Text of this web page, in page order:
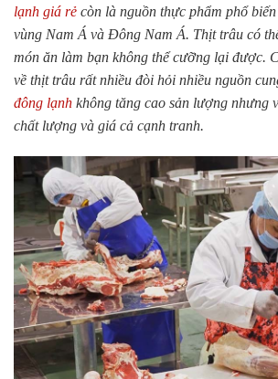
lạnh giá rẻ còn là nguồn thực phẩm phổ
vùng Nam Á và Đông Nam Á. Thịt trâu có
món ăn làm bạn không thể cưỡng lại được.
về thịt trâu rất nhiều đòi hỏi nhiều nguồn
đông lạnh không tăng cao sản lượng nhưng
chất lượng và giá cả cạnh tranh.